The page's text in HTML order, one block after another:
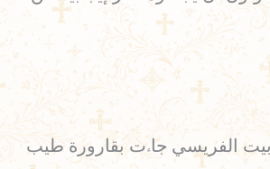
الفريسي جاءت بقارورة طيب